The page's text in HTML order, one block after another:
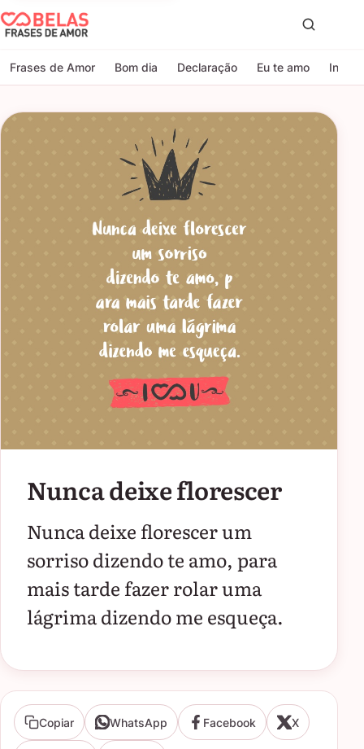
Belas Frases de Amor
Frases de Amor Bom dia Declaração Eu te amo
Nunca deixe florescer
Nunca deixe florescer um
sorriso dizendo te amo, para
mais tarde fazer rolar uma
lágrima dizendo me esqueça.
Copiar WhatsApp Facebook X